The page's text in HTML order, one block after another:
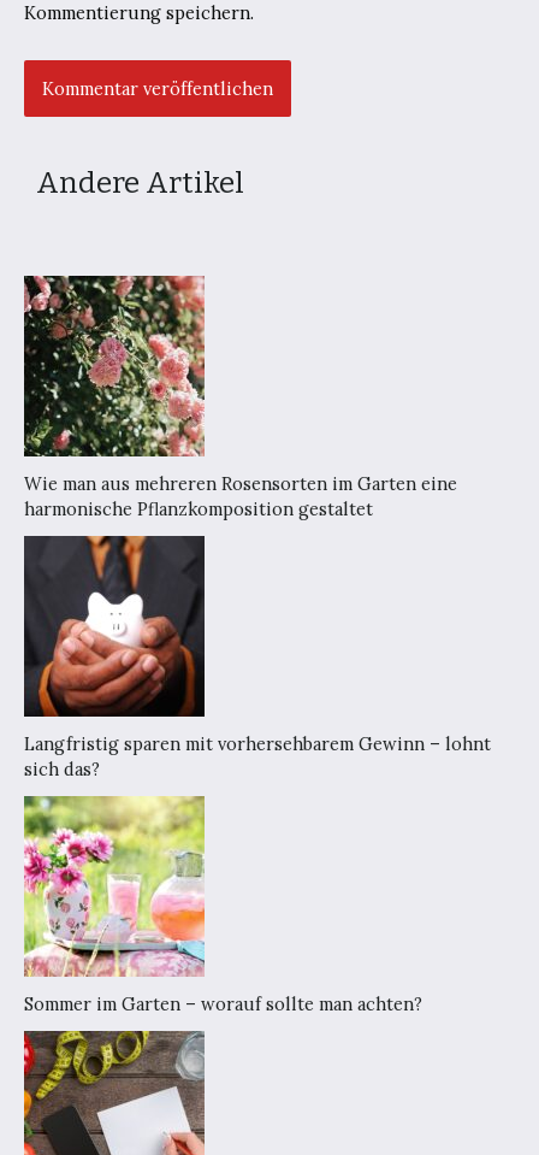
Kommentierung speichern.
Andere Artikel
Wie man aus mehreren Rosensorten im Garten eine
harmonische Pflanzkomposition gestaltet
Langfristig sparen mit vorhersehbarem Gewinn – lohnt
sich das?
Sommer im Garten – worauf sollte man achten?